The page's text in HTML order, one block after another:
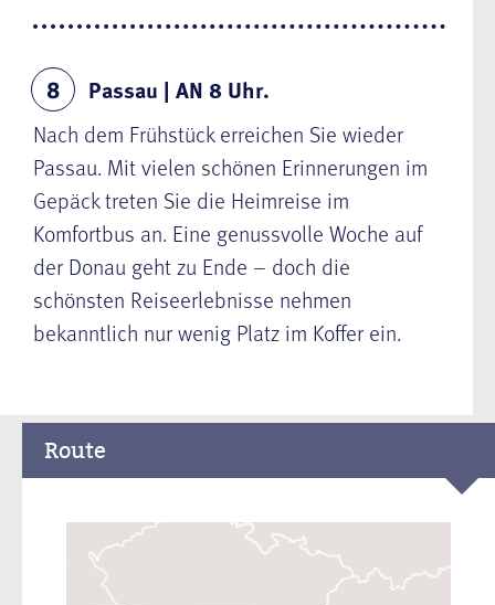
8
Passau | AN 8 Uhr.
Nach dem Frühstück erreichen Sie wieder
Passau. Mit vielen schönen Erinnerungen im
Gepäck treten Sie die Heimreise im
Komfortbus an. Eine genussvolle Woche auf
der Donau geht zu Ende – doch die
schönsten Reiseerlebnisse nehmen
bekanntlich nur wenig Platz im Koffer ein.
Route